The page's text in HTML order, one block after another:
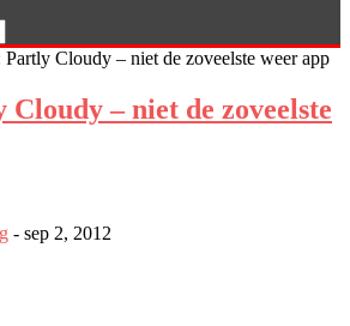
Cloudy – niet de zoveelste weer app
– niet de zoveelste
- sep 2, 2012